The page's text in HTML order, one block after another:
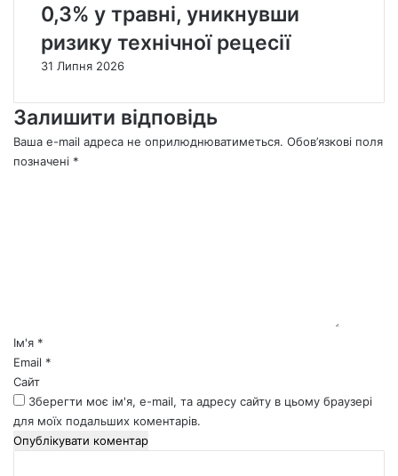
0,3% у травні, уникнувши
ризику технічної рецесії
31 Липня 2026
Залишити відповідь
Ваша e-mail адреса не оприлюднюватиметься. Обов’язкові поля
позначені *
*Ім'я *
Email *
Сайт
Зберегти моє ім'я, e-mail, та адресу сайту в цьому браузері
для моїх подальших коментарів.